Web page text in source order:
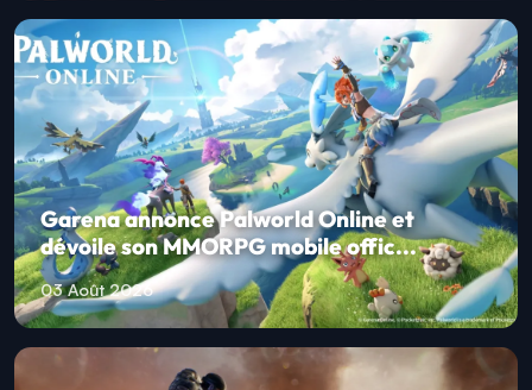
Garena annonce Palworld Online et
dévoile son MMORPG mobile offic...
03 Août 2026